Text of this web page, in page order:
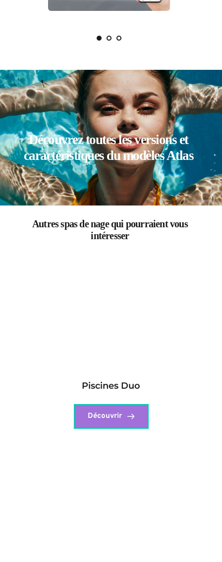
Découvrez toutes les versions et
caractéristiques du modèles Atlas
Autres spas de nage qui pourraient vous
intéresser
Piscines Duo
Découvrir